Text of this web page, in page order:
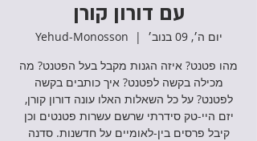
עם דורון קורן
יום ה׳, 09 בנוב׳
  |
Yehud-Monosson
מהו פטנט? איזה הגנות מקבל בעל הפטנט? מה
מכילה בקשה לפטנט? איך כותבים בקשה
לפטנט? על כל השאלות האלו עונה דורון קורן,
יזם היי-טק סידרתי שרשם עשרות פטנטים וכן
קיבל פרסים בין-לאומיים על חדשנות. סדנה